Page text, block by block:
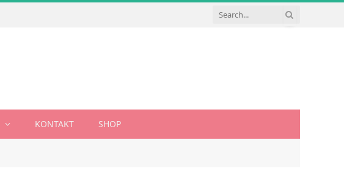
KONTAKT SHOP